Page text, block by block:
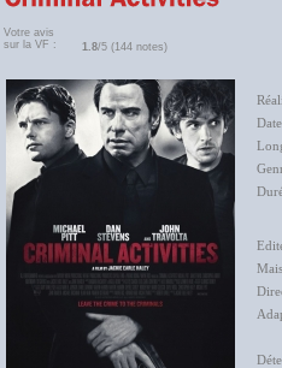
Votre avis
sur la VF :
1.8/5 (144 notes)